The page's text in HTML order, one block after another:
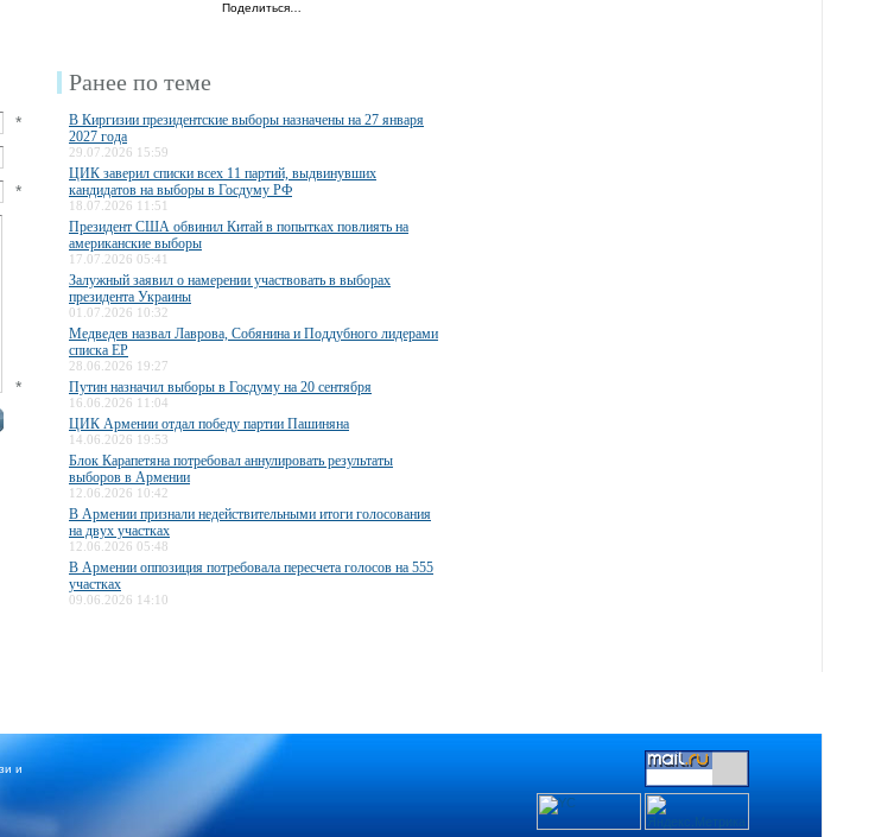
Поделиться…
*
*
*
Ранее по теме
В Киргизии президентские выборы назначены на 27 января
2027 года
29.07.2026 15:59
ЦИК заверил списки всех 11 партий, выдвинувших
кандидатов на выборы в Госдуму РФ
18.07.2026 11:51
Президент США обвинил Китай в попытках повлиять на
американские выборы
17.07.2026 05:41
Залужный заявил о намерении участвовать в выборах
президента Украины
01.07.2026 10:32
Медведев назвал Лаврова, Собянина и Поддубного лидерами
списка ЕР
28.06.2026 19:27
Путин назначил выборы в Госдуму на 20 сентября
16.06.2026 11:04
ЦИК Армении отдал победу партии Пашиняна
14.06.2026 19:53
Блок Карапетяна потребовал аннулировать результаты
выборов в Армении
12.06.2026 10:42
В Армении признали недействительными итоги голосования
на двух участках
12.06.2026 05:48
В Армении оппозиция потребовала пересчета голосов на 555
участках
09.06.2026 14:10
и